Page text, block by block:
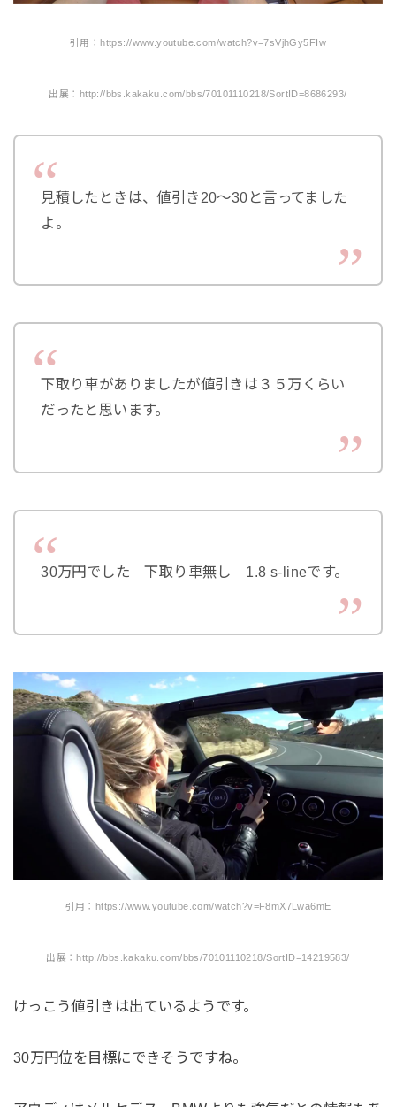
引用：https://www.youtube.com/watch?v=7sVjhGy5FIw
出展：http://bbs.kakaku.com/bbs/70101110218/SortID=8686293/
見積したときは、値引き20～30と言ってました
よ。
下取り車がありましたが値引きは３５万くらい
だったと思います。
30万円でした 下取り車無し 1.8 s-lineです。
引用：https://www.youtube.com/watch?v=F8mX7Lwa6mE
出展：http://bbs.kakaku.com/bbs/70101110218/SortID=14219583/
けっこう値引きは出ているようです。
30万円位を目標にできそうですね。